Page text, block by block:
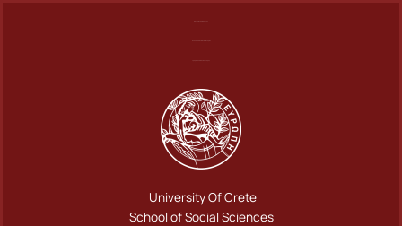
University Of Crete
School of Social Sciences